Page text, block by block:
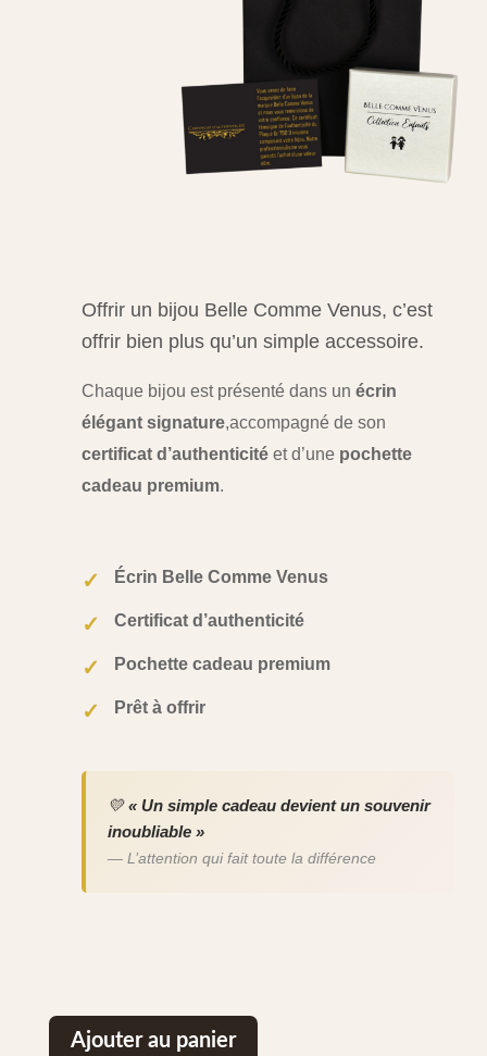
Offrir un bijou Belle Comme Venus, c’est
offrir bien plus qu’un simple accessoire.
Chaque bijou est présenté dans un écrin
élégant signature,accompagné de son
certificat d’authenticitéet d’une pochette
cadeau premium.
✓ Écrin Belle Comme Venus
✓ Certificat d’authenticité
✓ Pochette cadeau premium
✓ Prêt à offrir
💛« Un simple cadeau devient un souvenir
inoubliable »
— L’attention qui fait toute la différence
Ajouter au panier